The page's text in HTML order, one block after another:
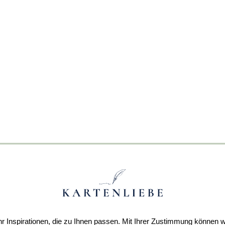
Inspirationen, die zu Ihnen passen. Mit Ihrer Zustimmung können